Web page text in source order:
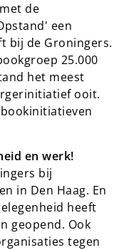
de
een
bij de Groningers.
25.000
het meest
ooit.
en werk!
bij
in Den Haag. En
heeft
geopend. Ook
tegen